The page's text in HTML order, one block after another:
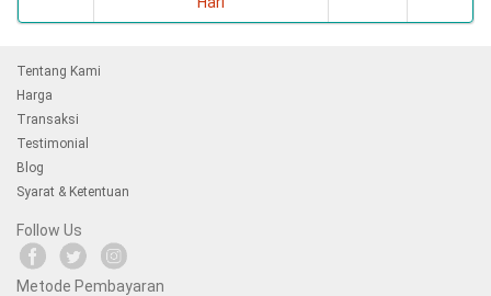
Tentang Kami
Harga
Transaksi
Testimonial
Blog
Syarat & Ketentuan
Follow Us
Metode Pembayaran